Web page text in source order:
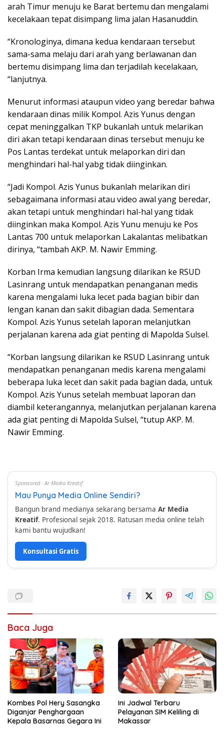
arah Timur menuju ke Barat bertemu dan mengalami
kecelakaan tepat disimpang lima jalan Hasanuddin.
“Kronologinya, dimana kedua kendaraan tersebut
sama-sama melaju dari arah yang berlawanan dan
bertemu disimpang lima dan terjadilah kecelakaan,
“lanjutnya.
Menurut informasi ataupun video yang beredar bahwa
kendaraan dinas milik Kompol. Azis Yunus dengan
cepat meninggalkan TKP bukanlah untuk melarikan
diri akan tetapi kendaraan dinas tersebut menuju ke
Pos Lantas terdekat untuk melaporkan diri dan
menghindari hal-hal yabg tidak diinginkan.
“Jadi Kompol. Azis Yunus bukanlah melarikan diri
sebagaimana informasi atau video awal yang beredar,
akan tetapi untuk menghindari hal-hal yang tidak
diinginkan maka Kompol. Azis Yunu menuju ke Pos
Lantas 700 untuk melaporkan Lakalantas melibatkan
dirinya, “tambah AKP. M. Nawir Emming.
Korban Irma kemudian langsung dilarikan ke RSUD
Lasinrang untuk mendapatkan penanganan medis
karena mengalami luka lecet pada bagian bibir dan
lengan kanan dan sakit dibagian dada. Sementara
Kompol. Azis Yunus setelah laporan melanjutkan
perjalanan karena ada giat penting di Mapolda Sulsel.
“Korban langsung dilarikan ke RSUD Lasinrang untuk
mendapatkan penanganan medis karena mengalami
beberapa luka lecet dan sakit pada bagian dada, untuk
Kompol. Azis Yunus setelah membuat laporan dan
diambil keterangannya, melanjutkan perjalanan karena
ada giat penting di Mapolda Sulsel, “tutup AKP. M.
Nawir Emming.
Sponsored · Ar Media Kreatif
Mau Punya Media Online Sendiri?
Bangun brand medianya sekarang bersama Ar Media
Kreatif. Profesional sejak 2018. Ratusan media online telah
kami bantu wujudkan!
Konsultasi Gratis
Baca Juga
Kombes Pol Hery Sasangka
Diganjar Penghargaan
Kepala Basarnas Gegara Ini
Ini Jadwal Terbaru
Pelayanan SIM Keliling di
Makassar